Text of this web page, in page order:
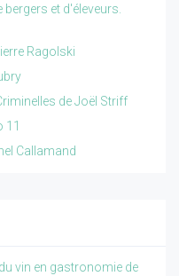
et d'éleveurs.
Ragolski
de Joël Striff
11
Callamand
vin en gastronomie de